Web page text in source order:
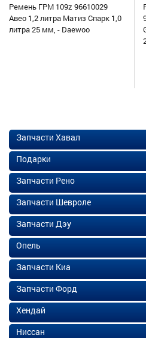
Ремень ГРМ 109z 96610029
Авео 1,2 литра Матиз Спарк 1,0
литра 25 мм, - Daewoo
Запчасти Хавал
Подарки
Запчасти Рено
Запчасти Шевроле
Запчасти Дэу
Опель
Запчасти Киа
Запчасти Форд
Хендай
Ниссан